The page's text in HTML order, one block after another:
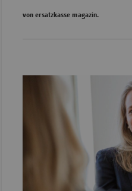
von ersatzkasse magazin.